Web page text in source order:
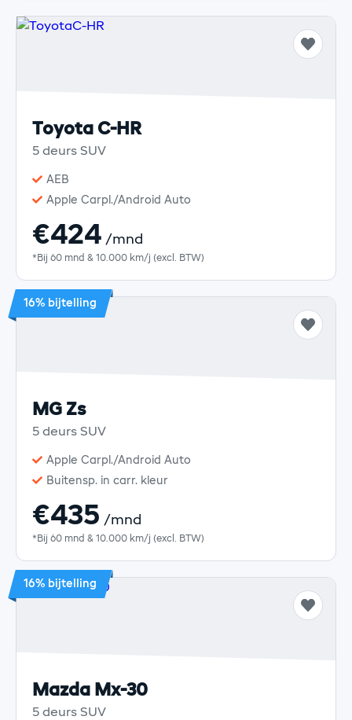
Toyota C-HR
5 deurs SUV
AEB
Apple Carpl./Android Auto
€424 /mnd
*Bij 60 mnd & 10.000 km/j (excl. BTW)
16% bijtelling
MG Zs
5 deurs SUV
Apple Carpl./Android Auto
Buitensp. in carr. kleur
€435 /mnd
*Bij 60 mnd & 10.000 km/j (excl. BTW)
16% bijtelling
Mazda Mx-30
5 deurs SUV